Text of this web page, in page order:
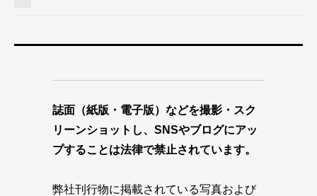
誌面（紙版・電子版）などを撮影・スク
リーンショットし、SNSやブログにアッ
プすることは法律で禁止されています。
弊社刊行物に掲載されている写真および